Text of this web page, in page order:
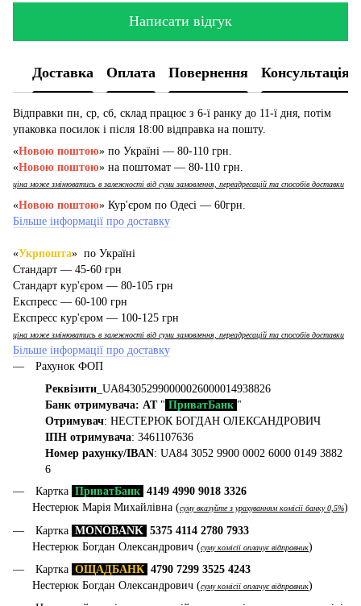
Написати відгук
Доставка Оплата Повернення Консультація
Відправки пн, ср, сб, склад працює з 6-ї ранку до 11-ї дня, потім
упаковка посилок і після 18:00 відправка на пошту.
«Новою поштою» по Україні — 80-110 грн.
«Новою поштою» на поштомат — 80-110 грн.
ціна може змінюватись в залежності від суми замовлення, переадресацій та способів доставки
«Новою поштою» Кур'єром по Одесі — 60грн.
Більше інформації про доставку
«Укрпошта» по Україні
Стандарт — 45-60 грн
Стандарт кур'єром — 80-105 грн
Експресс — 60-100 грн
Експресс кур'єром — 100-125 грн
ціна може змінюватись в залежності від суми замовлення, переадресацій та способів доставки
Більше інформації про доставку
Рахунок ФОП
Реквізити _UA843052990000026000014938826
Банк отримувача: АТ" ПриватБанк "
Отримувач: НЕСТЕРЮК БОГДАН ОЛЕКСАНДРОВИЧ
ІПН отримувача: 3461107636
Номер рахунку/IBAN: UA84 3052 9900 0002 6000 0149 3882
6
Картка ПриватБанк 4149 4990 9018 3326
Нестерюк Марія Михайлівна (суму вказуйте з урахуванням комісії банку 0,5%)
Картка MONOBANK 5375 4114 2780 7933
Нестерюк Богдан Олександрович (суму комісії оплачує відправник)
Картка ОЩАДБАНК 4790 7299 3525 4243
Нестерюк Богдан Олександрович (суму комісії оплачує відправник)